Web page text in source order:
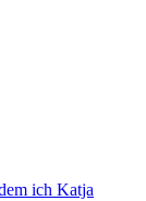
ich Katja